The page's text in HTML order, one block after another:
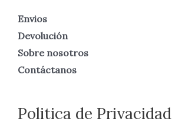
Envios
Devolución
Sobre nosotros
Contáctanos
Politica de Privacidad